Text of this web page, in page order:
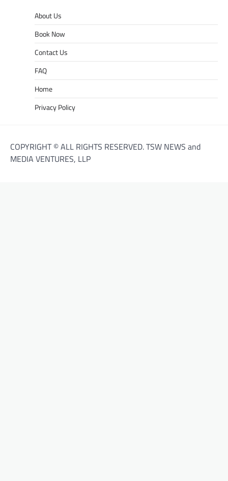
About Us
Book Now
Contact Us
FAQ
Home
Privacy Policy
COPYRIGHT © ALL RIGHTS RESERVED. TSW NEWS and
MEDIA VENTURES, LLP